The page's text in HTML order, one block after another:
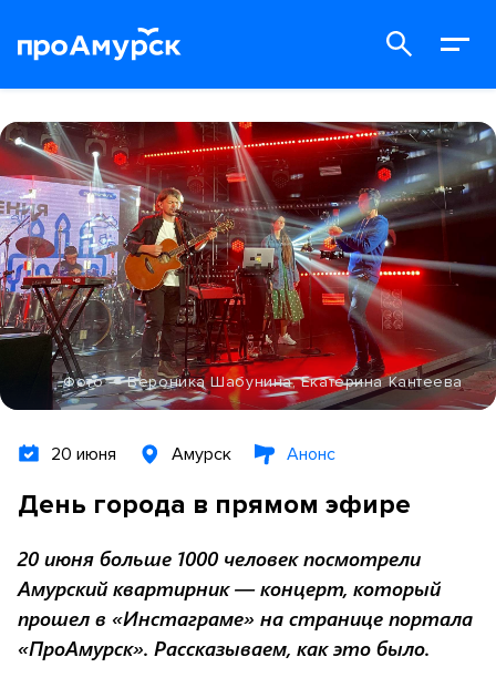
Фото — Вероника Шабунина, Екатерина Кантеева
20 июня Амурск Анонс
День города в прямом эфире
20 июня больше 1000 человек посмотрели
Амурский квартирник — концерт, который
прошел в «Инстаграме» на странице портала
«ПроАмурск». Рассказываем, как это было.